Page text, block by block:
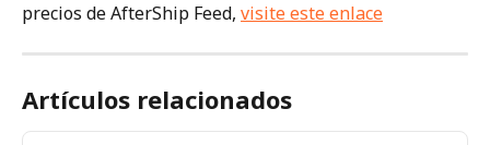
precios de AfterShip Feed, visite este enlace
Artículos relacionados